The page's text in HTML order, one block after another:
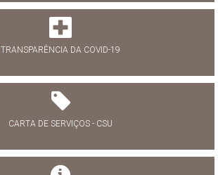
TRANSPARÊNCIA DA COVID-19
CARTA DE SERVIÇOS - CSU